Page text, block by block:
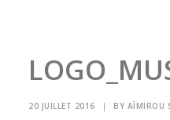
20 JUILLET 2016 | BY AÏMIROU